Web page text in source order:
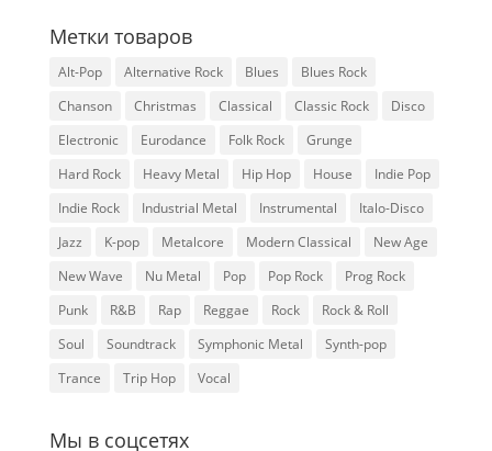
Метки товаров
Alt-Pop Alternative Rock Blues
Blues Rock
Chanson
Christmas Classical Classic Rock
Disco
Electronic
Eurodance Folk Rock
Grunge
Hard Rock
Heavy Metal Hip Hop House
Indie Pop
Indie Rock
Industrial Metal Instrumental
Italo-Disco
Jazz
K-pop Metalcore Modern Classical
New Age
New Wave
Nu Metal Pop Pop Rock
Prog Rock
Punk
R&B Rap Reggae Rock
Rock & Roll
Soul
Soundtrack Symphonic Metal
Synth-pop
Trance
Trip Hop Vocal
Мы в соцсетях